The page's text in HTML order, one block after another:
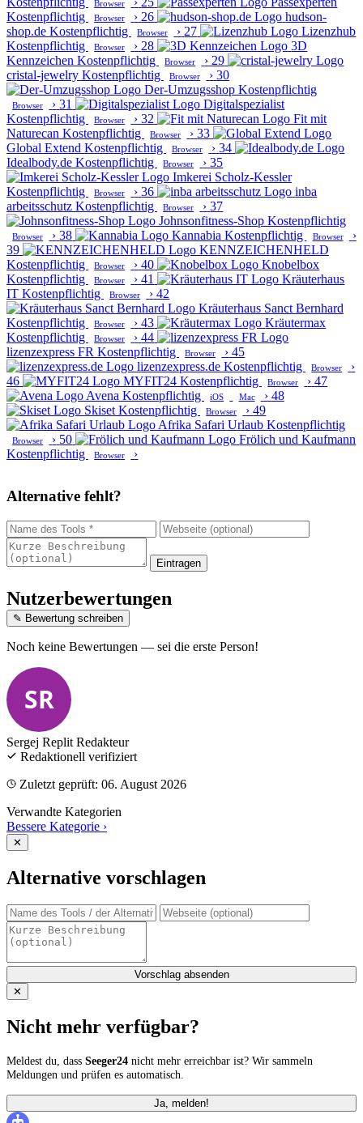
Browser
Kostenpflichtig
Browser › 26
hudson-
shop.de Kostenpflichtig Browser › 27
Lizenzhub
Kostenpflichtig
Browser › 28
3D
Kennzeichen Kostenpflichtig Browser › 29
cristal-jewelry Kostenpflichtig Browser › 30
Der-Umzugsshop Kostenpflichtig
Browser › 31
Digitalspezialist
Kostenpflichtig
Browser › 32
Fit mit
Naturecan Kostenpflichtig Browser › 33
Global Extend Kostenpflichtig Browser › 34
Idealbody.de Kostenpflichtig Browser › 35
Imkerei Scholz-Kessler
Kostenpflichtig
Browser › 36
inba
arbeitsschutz Kostenpflichtig Browser › 37
Johnsonfitness-Shop Kostenpflichtig
Browser › 38 Kannabia Kostenpflichtig Browser
›
39
KENNZEICHENHELD
Kostenpflichtig
Browser › 40
Knobelbox
Kostenpflichtig
Browser › 41
Kräuterhaus
IT Kostenpflichtig Browser › 42
Kräuterhaus Sanct Bernhard
Kostenpflichtig
Browser › 43
Kräutermax
Kostenpflichtig
Browser › 44
lizenzexpress FR Kostenpflichtig Browser › 45
lizenzexpress.de Kostenpflichtig Browser
›
46
MYFIT24 Kostenpflichtig Browser › 47
Avena Kostenpflichtig iOS Mac › 48
Skiset Kostenpflichtig Browser › 49
Afrika Safari Urlaub Kostenpflichtig
Browser › 50
Frölich und Kaufmann
Kostenpflichtig
Browser ›
Alternative fehlt?
Eintragen
Nutzerbewertungen
✎ Bewertung schreiben
Noch keine Bewertungen — sei die erste Person!
SR
Sergej Replit Redakteur
Redaktionell verifiziert
Zuletzt geprüft: 06. August 2026
Verwandte Kategorien
Bessere Kategorie ›
✕
Alternative vorschlagen
Vorschlag absenden
✕
Nicht mehr verfügbar?
Meldest du, dass Seeger24 nicht mehr erreichbar ist? Wir sammeln
Meldungen und prüfen es automatisch.
Ja, melden!